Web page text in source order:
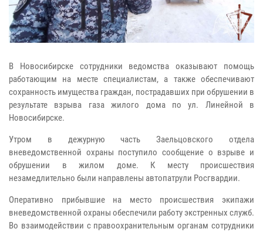
В Новосибирске сотрудники ведомства оказывают помощь
работающим на месте специалистам, а также обеспечивают
сохранность имущества граждан, пострадавших при обрушении в
результате взрыва газа жилого дома по ул. Линейной в
Новосибирске.
Утром в дежурную часть Заельцовского отдела
вневедомственной охраны поступило сообщение о взрыве и
обрушении в жилом доме. К месту происшествия
незамедлительно были направлены автопатрули Росгвардии.
Оперативно прибывшие на место происшествия экипажи
вневедомственной охраны обеспечили работу экстренных служб.
Во взаимодействии с правоохранительным органам сотрудники